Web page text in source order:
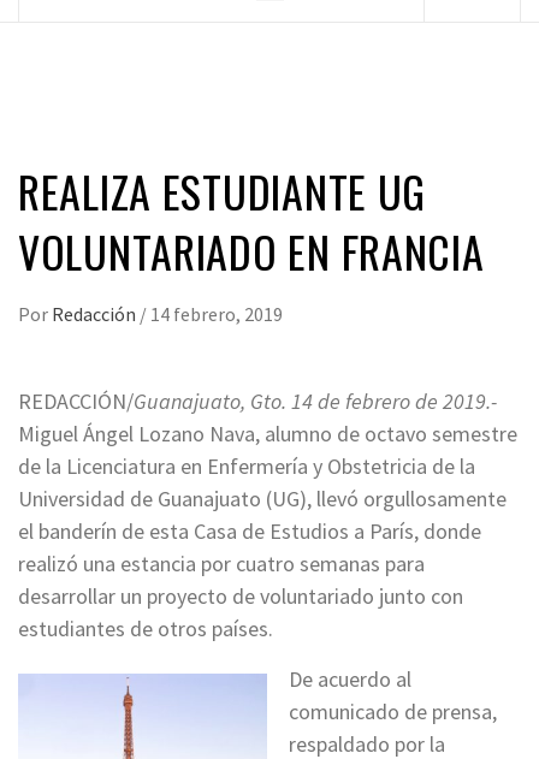
REALIZA ESTUDIANTE UG
VOLUNTARIADO EN FRANCIA
Por Redacción / 14 febrero, 2019
REDACCIÓN/Guanajuato, Gto. 14 de febrero de 2019.-
Miguel Ángel Lozano Nava, alumno de octavo semestre
de la Licenciatura en Enfermería y Obstetricia de la
Universidad de Guanajuato (UG), llevó orgullosamente
el banderín de esta Casa de Estudios a París, donde
realizó una estancia por cuatro semanas para
desarrollar un proyecto de voluntariado junto con
estudiantes de otros países.
De acuerdo al
comunicado de prensa,
respaldado por la